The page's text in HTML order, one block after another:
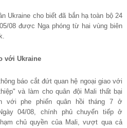
Ukraine cho biết đã bắn hạ toàn bộ 24
08 được Nga phóng từ hai vùng biên
với Ukraine
báo cắt đứt quan hệ ngoại giao với
và làm cho quân đội Mali thất bại
với phe phiến quân hồi tháng 7 ở
04/08, chính phủ chuyển tiếp ở
chủ quyền của Mali, vượt qua cả